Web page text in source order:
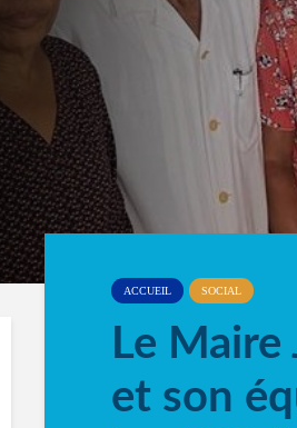
ACCUEIL SOCIAL
Le Maire
et son